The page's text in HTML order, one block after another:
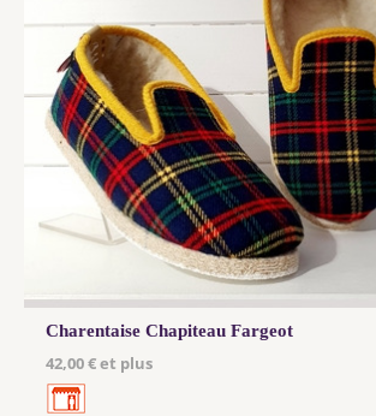
Charentaise Chapiteau Fargeot
42,00 € et plus